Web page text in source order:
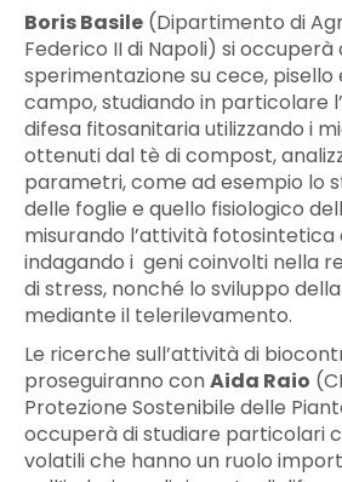
Boris Basile (Dipartimento di
Federico II di Napoli) si occuperà
sperimentazione su cece, pisello
campo, studiando in particolare
difesa fitosanitaria utilizzando i
ottenuti dal tè di compost,
parametri, come ad esempio lo
delle foglie e quello fisiologico
misurando l’attività fotosintetica
indagando i geni coinvolti nella
di stress, nonché lo sviluppo
mediante il telerilevamento.
Le ricerche sull’attività di
proseguiranno conAida Raio
Protezione Sostenibile delle
occuperà di studiare particolari
volatili che hanno un ruolo